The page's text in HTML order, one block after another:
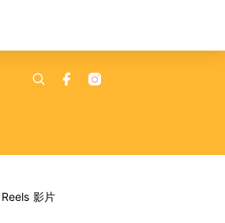
Reels 影片